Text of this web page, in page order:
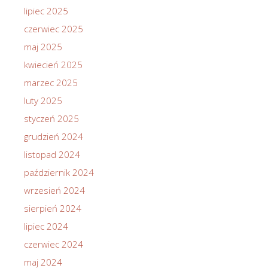
lipiec 2025
czerwiec 2025
maj 2025
kwiecień 2025
marzec 2025
luty 2025
styczeń 2025
grudzień 2024
listopad 2024
październik 2024
wrzesień 2024
sierpień 2024
lipiec 2024
czerwiec 2024
maj 2024